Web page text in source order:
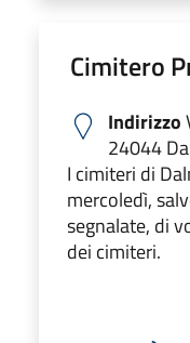
Cimitero
Indirizzo
24044
I cimiteri di
mercoledì,
segnalate, di
dei cimiteri.